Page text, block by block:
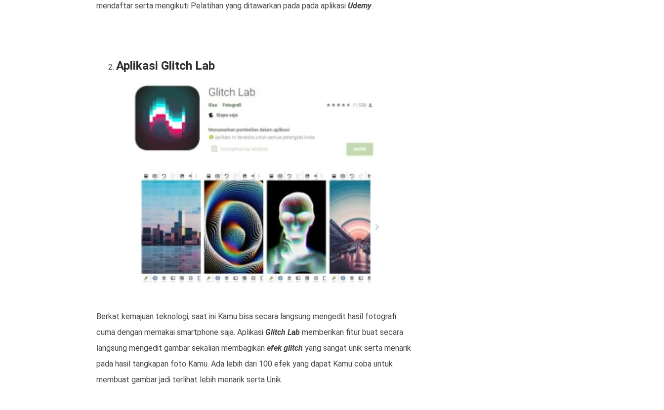
mendaftar serta mengikuti Pelatihan yang ditawarkan pada pada aplikasi Udemy.
Aplikasi Glitch Lab
Berkat kemajuan teknologi, saat ini Kamu bisa secara langsung mengedit hasil fotografi
cuma dengan memakai smartphone saja. Aplikasi Glitch Lab memberikan fitur buat secara
langsung mengedit gambar sekalian membagikan efek glitch yang sangat unik serta menarik
pada hasil tangkapan foto Kamu. Ada lebih dari 100 efek yang dapat Kamu coba untuk
membuat gambar jadi terlihat lebih menarik serta Unik.